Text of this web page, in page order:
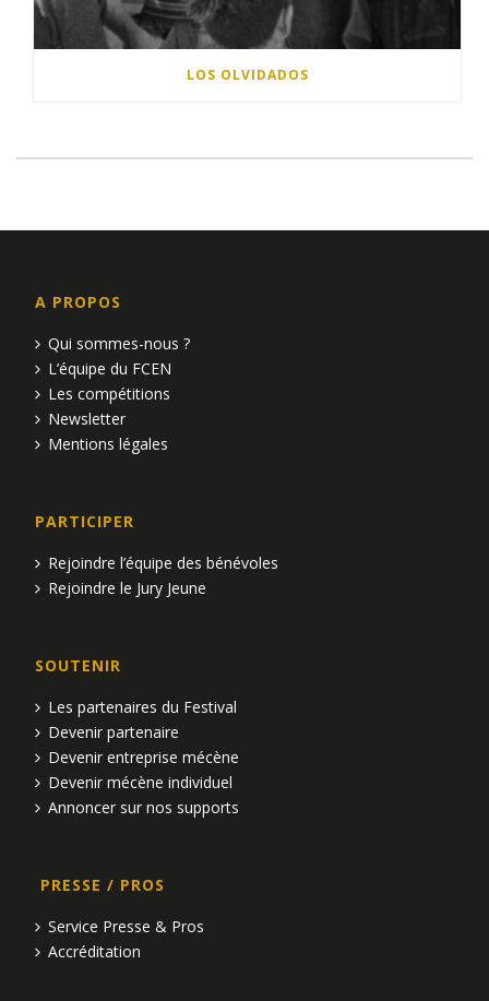
LOS OLVIDADOS
A PROPOS
Qui sommes-nous ?
L’équipe du FCEN
Les compétitions
Newsletter
Mentions légales
PARTICIPER
Rejoindre l’équipe des bénévoles
Rejoindre le Jury Jeune
SOUTENIR
Les partenaires du Festival
Devenir partenaire
Devenir entreprise mécène
Devenir mécène individuel
Annoncer sur nos supports
PRESSE / PROS
Service Presse & Pros
Accréditation